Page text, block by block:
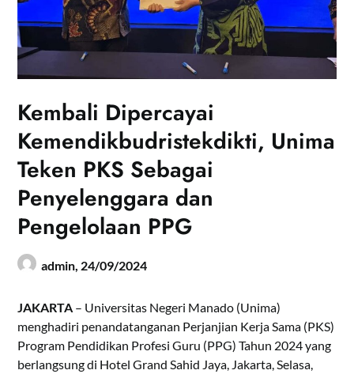
Kembali Dipercayai
Kemendikbudristekdikti, Unima
Teken PKS Sebagai
Penyelenggara dan
Pengelolaan PPG
admin, 24/09/2024
JAKARTA – Universitas Negeri Manado (Unima)
menghadiri penandatanganan Perjanjian Kerja Sama (PKS)
Program Pendidikan Profesi Guru (PPG) Tahun 2024 yang
berlangsung di Hotel Grand Sahid Jaya, Jakarta, Selasa,